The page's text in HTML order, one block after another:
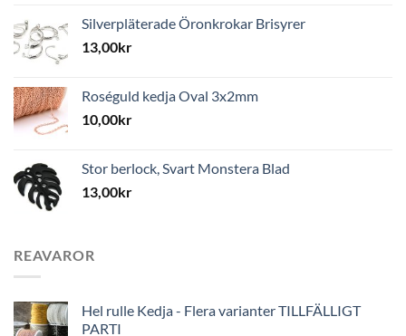
Silverpläterade Öronkrokar Brisyrer
13,00kr
Roséguld kedja Oval 3x2mm
10,00kr
Stor berlock, Svart Monstera Blad
13,00kr
REAVAROR
Hel rulle Kedja - Flera varianter TILLFÄLLIGT
PARTI